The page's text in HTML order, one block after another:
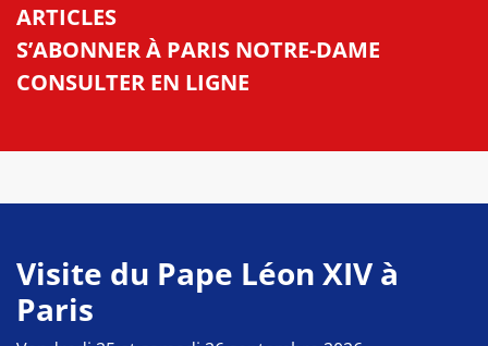
ARTICLES
S’ABONNER À PARIS NOTRE-DAME
CONSULTER EN LIGNE
Visite du Pape Léon XIV à
Paris